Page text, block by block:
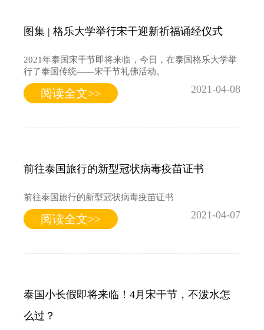
图集 | 格乐大学举行宋干迎新祈福诵经仪式
2021年泰国宋干节即将来临，今日，在泰国格乐大学举
行了泰国传统——宋干节礼佛活动。
阅读全文>> 2021-04-08
前往泰国旅行的新型冠状病毒疫苗证书
前往泰国旅行的新型冠状病毒疫苗证书
阅读全文>> 2021-04-07
泰国小长假即将来临！4月宋干节，不泼水怎
么过？